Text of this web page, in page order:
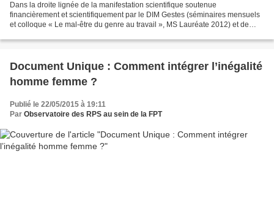
Dans la droite lignée de la manifestation scientifique soutenue
financièrement et scientifiquement par le DIM Gestes (séminaires mensuels
et colloque « Le mal-être du genre au travail », MS Lauréate 2012) et de
Document Unique : Comment intégrer l’inégalité
homme femme ?
Publié le 22/05/2015 à 19:11
Par Observatoire des RPS au sein de la FPT